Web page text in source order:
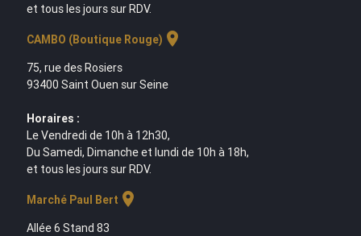
et tous les jours sur RDV.
CAMBO (Boutique Rouge) location_on
75, rue des Rosiers
93400 Saint Ouen sur Seine
Horaires :
Le Vendredi de 10h à 12h30,
Du Samedi, Dimanche et lundi de 10h à 18h,
et tous les jours sur RDV.
Marché Paul Bert location_on
Allée 6 Stand 83